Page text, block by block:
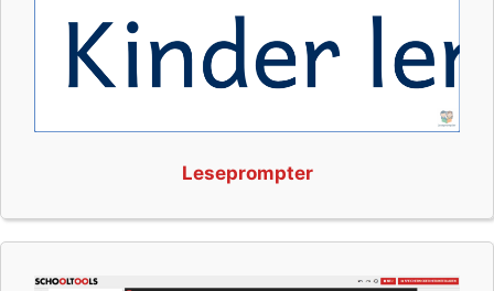
Leseprompter